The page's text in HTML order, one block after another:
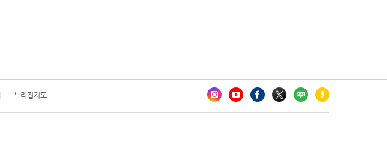
누리집지도